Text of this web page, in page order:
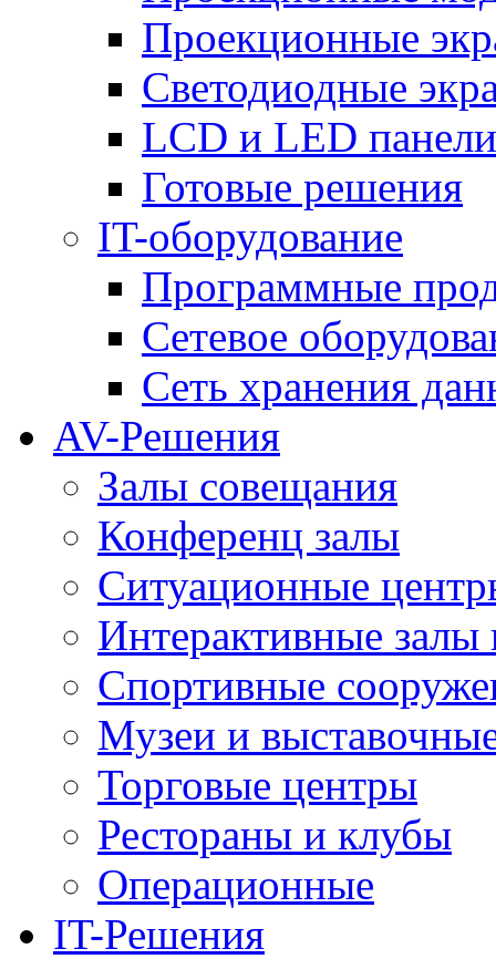
Проекционные
Светодиодные
LCD и LED панели
Готовые решения
IT-оборудование
Программные
Сетевое
Сеть хранения
AV-Решения
Залы совещания
Конференц залы
Ситуационные
Интерактивные залы
Спортивные
Музеи и
Торговые центры
Рестораны и клубы
Операционные
IT-Решения